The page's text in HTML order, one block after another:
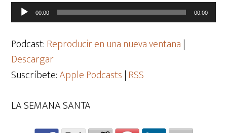
Reproductor
de
audio
00:00 00:00
Podcast:Reproducir en una nueva ventana|
Descargar
Suscríbete:Apple Podcasts|RSS
LA SEMANA SANTA